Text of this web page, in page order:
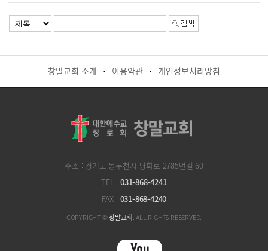
창말교회 소개 · 이용약관 · 개인정보처리방침
주소 : 경기도 동두천시 평화로 2785번길 60
TEL :031-868-4241
FAX : 031-868-4240
COPYRIGHT ©창말교회. ALL RIGHTS RESERVED.